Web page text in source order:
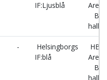
IF:Ljusblå
Arena
B-
hallen
-
Helsingborgs
IF:blå
HBG
Arena
B-
hallen